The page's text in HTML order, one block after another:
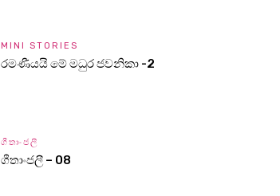
MINI STORIES
රමණීයයි මේ මධුර ජවනිකා -2
ගීතාංජලී
ගීතාංජලී – 08